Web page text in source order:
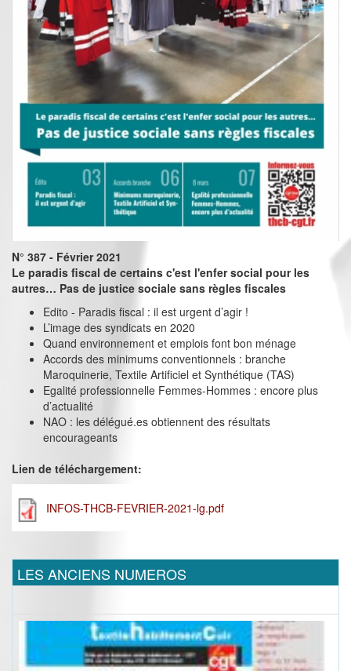
N° 387 - Février 2021
Le paradis fiscal de certains c'est l'enfer social pour les
autres… Pas de justice sociale sans règles fiscales
Edito - Paradis fiscal : il est urgent d’agir !
L’image des syndicats en 2020
Quand environnement et emplois font bon ménage
Accords des minimums conventionnels : branche
Maroquinerie, Textile Artificiel et Synthétique (TAS)
Egalité professionnelle Femmes-Hommes : encore plus
d’actualité
NAO : les délégué.es obtiennent des résultats
encourageants
Lien de téléchargement:
INFOS-THCB-FEVRIER-2021-lg.pdf
LES ANCIENS NUMEROS